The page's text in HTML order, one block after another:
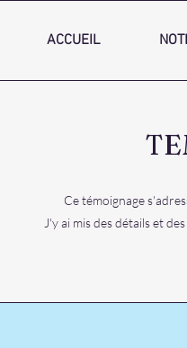
ACCUEIL
Ce témoignage
J'y ai mis des détails et